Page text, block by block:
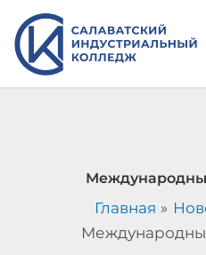
Перейти
содержимому
Главная